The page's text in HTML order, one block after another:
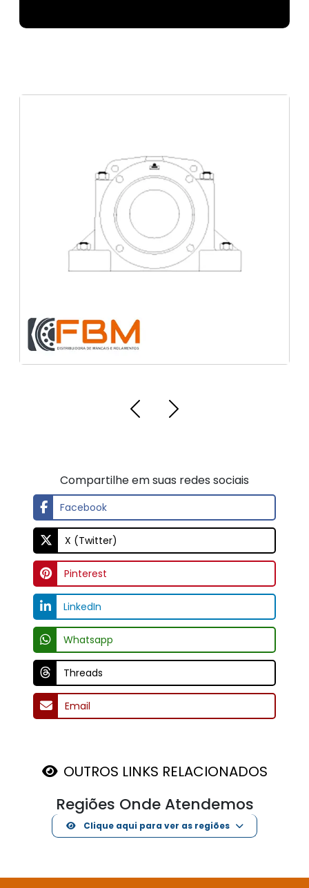
Comprar Correias industriais
Distribuidor de Rolamento
Compartilhe em suas redes sociais
Facebook
X (Twitter)
Pinterest
LinkedIn
Whatsapp
Threads
Email
OUTROS LINKS RELACIONADOS
Regiões Onde Atendemos
Clique aqui para ver as regiões